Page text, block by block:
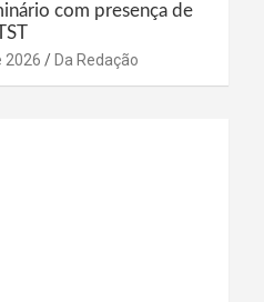
com presença de
2026 Da Redação